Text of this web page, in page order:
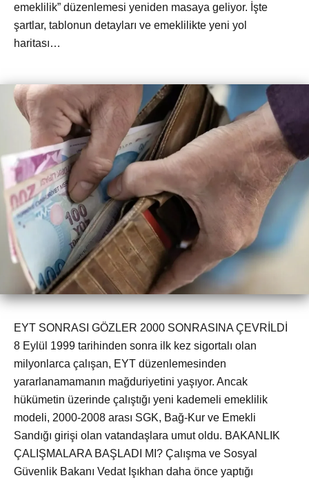
emeklilik” düzenlemesi yeniden masaya geliyor. İşte
şartlar, tablonun detayları ve emeklilikte yeni yol
haritası…
EYT SONRASI GÖZLER 2000 SONRASINA ÇEVRİLDİ
8 Eylül 1999 tarihinden sonra ilk kez sigortalı olan
milyonlarca çalışan, EYT düzenlemesinden
yararlanamamanın mağduriyetini yaşıyor. Ancak
hükümetin üzerinde çalıştığı yeni kademeli emeklilik
modeli, 2000-2008 arası SGK, Bağ-Kur ve Emekli
Sandığı girişi olan vatandaşlara umut oldu. BAKANLIK
ÇALIŞMALARA BAŞLADI MI? Çalışma ve Sosyal
Güvenlik Bakanı Vedat Işıkhan daha önce yaptığı